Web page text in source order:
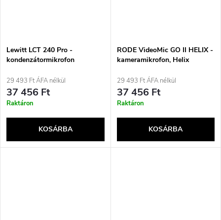
Lewitt LCT 240 Pro -
kondenzátormikrofon
29 493 Ft ÁFA nélkül
37 456 Ft
Raktáron
KOSÁRBA
RODE VideoMic GO II HELIX -
kameramikrofon, Helix
29 493 Ft ÁFA nélkül
37 456 Ft
Raktáron
KOSÁRBA